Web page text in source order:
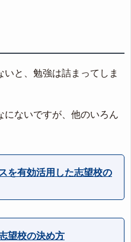
と、勉強は詰まってしま
にないですが、他のいろん
を有効活用した志望校の
望校の決め方